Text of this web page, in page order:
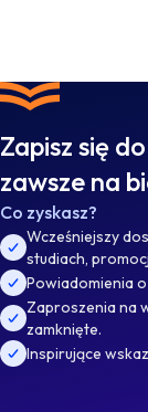
Zapisz się
zawsze na
Co zyskasz?
Wcześniejszy
studiach,
Powiadomienia
Zaproszenia na
zamknięte.
Inspirujące